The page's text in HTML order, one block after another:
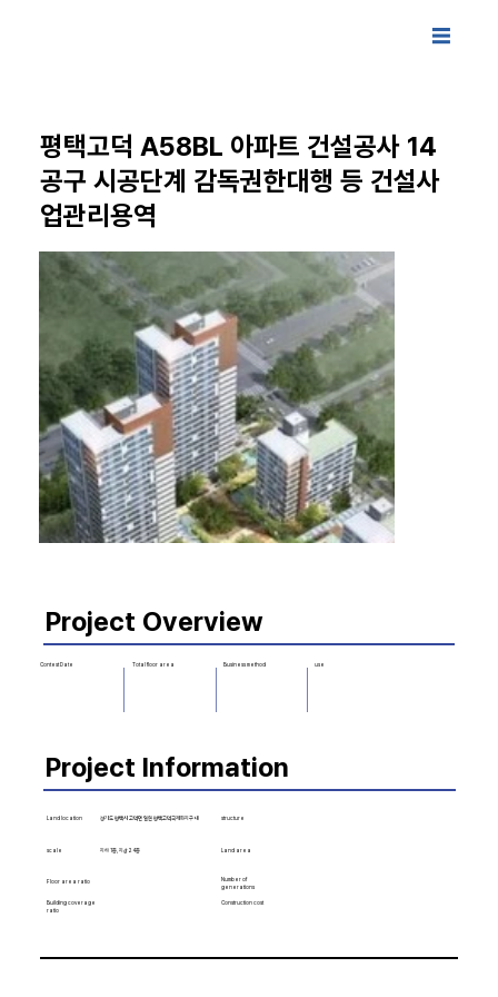
평택고덕 A58BL 아파트 건설공사 14
공구 시공단계 감독권한대행 등 건설사
업관리용역
Project Overview
Contest Date Total floor area Business method use
Project Information
Land location 경기도 평택시 고덕면 일원 평택고덕국제화지구 내 structure
scale 지하 1층, 지상 24층 Land area
Floor area ratio
Number of
generations
Building coverage
ratio
Construction cost